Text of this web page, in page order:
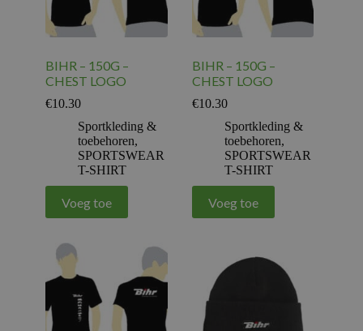
BIHR – 150G –
CHEST LOGO
€10.30
Sportkleding &
toebehoren,
SPORTSWEAR
T-SHIRT
Voeg toe
BIHR – 150G –
CHEST LOGO
€10.30
Sportkleding &
toebehoren,
SPORTSWEAR
T-SHIRT
Voeg toe